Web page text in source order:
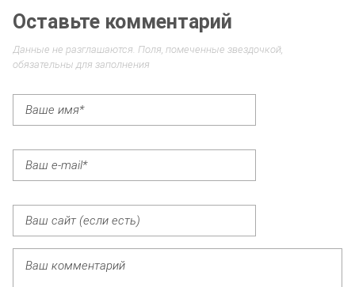
Оставьте комментарий
Данные не разглашаются. Поля, помеченные звездочкой,
обязательны для заполнения